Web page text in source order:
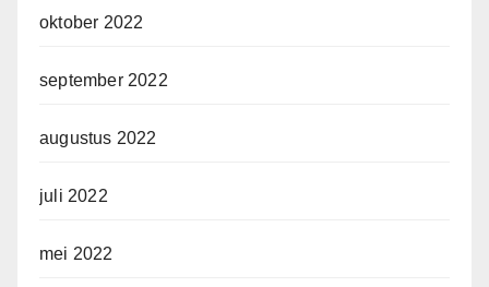
oktober 2022
september 2022
augustus 2022
juli 2022
mei 2022